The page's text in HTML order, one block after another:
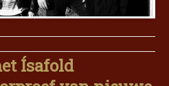
Ísafold